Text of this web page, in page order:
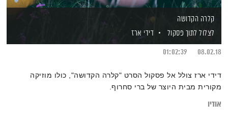
קלרה הקדושה
לצלול לתוך פסקול
דידי ארז
08.02.18
01:02:39
דידי ארז צולל אל פסקול הסרט "קלרה הקדושה", כולו מוזיקה
מקורית מבית היוצר של ברי סחרוף.
אודיו